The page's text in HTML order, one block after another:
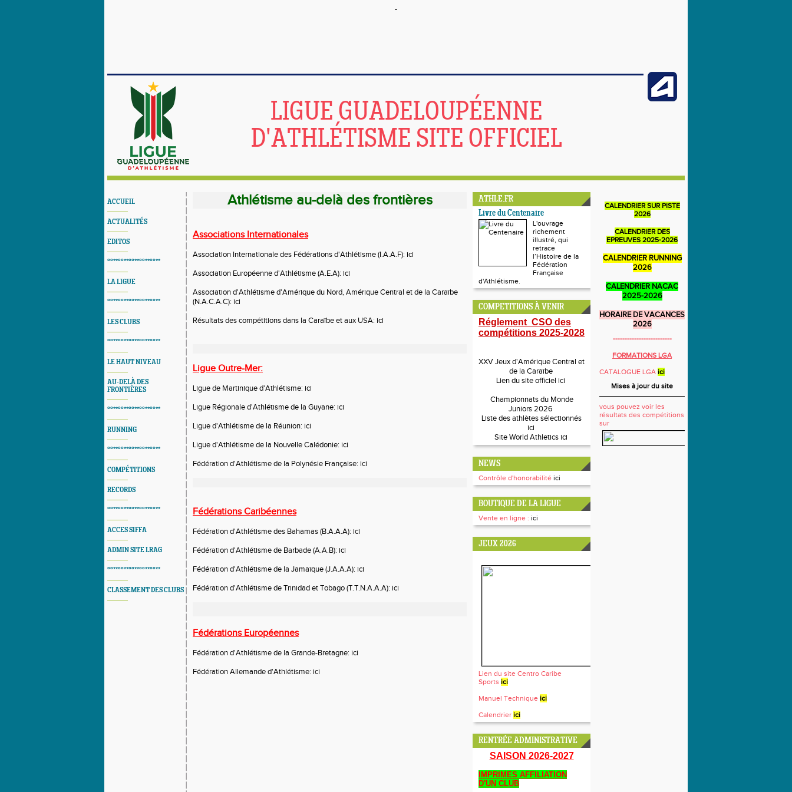
LIGUE GUADELOUPÉENNE
D'ATHLÉTISME SITE OFFICIEL
ACCUEIL
ACTUALITÉS
EDITOS
°°**°°**°°**°°**°°**
LA LIGUE
°°**°°**°°**°°**°°**
LES CLUBS
°°**°°**°°**°°**°°**
LE HAUT NIVEAU
AU-DELÀ DES
FRONTIÈRES
°°**°°**°°**°°**°°**
RUNNING
°°**°°**°°**°°**°°**
COMPÉTITIONS
RECORDS
°°**°°**°°**°°**°°**
ACCES SIFFA
ADMIN SITE LRAG
°°**°°**°°**°°**°°**
CLASSEMENT DES CLUBS
Athlétisme au-delà des frontières
Associations Internationales
Association Internationale des Fédérations d'Athlétisme (I.A.A.F): ici
Association Européenne d'Athlétisme (A.E.A): ici
Association d'Athlétisme d'Amérique du Nord, Amérique Central et de la Caraïbe
(N.A.C.A.C): ici
Résultats des compétitions dans la Caraïbe et aux USA: ici
Ligue Outre-Mer:
Ligue de Martinique d'Athlétisme: ici
Ligue Régionale d'Athlétisme de la Guyane: ici
Ligue d'Athlétisme de la Réunion: ici
Ligue d'Athlétisme de la Nouvelle Calédonie: ici
Fédération d'Athlétisme de la Polynésie Française: ici
Fédérations Caribéennes
Fédération d'Athlétisme des Bahamas (B.A.A.A): ici
Fédération d'Athlétisme de Barbade (A.A.B): ici
Fédération d'Athlétisme de la Jamaïque (J.A.A.A): ici
Fédération d'Athlétisme de Trinidad et Tobago (T.T.N.A.A.A): ici
Fédérations Européennes
Fédération d'Athlétisme de la Grande-Bretagne: ici
Fédération Allemande d'Athlétisme: ici
ATHLE.FR
Livre du Centenaire
L'ouvrage
richement
illustré, qui
retrace
l’Histoire de la
Fédération
Française
d'Athlétisme.
COMPETITIONS À VENIR
Réglement CSO des
compétitions 2025-2028
XXV Jeux d'Amérique Central et
de la Caraïbe
Lien du site officiel ici
Championnats du Monde
Juniors 2026
Liste des athlètes sélectionnés
ici
Site World Athletics ici
NEWS
Contrôle d'honorabilité ici
BOUTIQUE DE LA LIGUE
Vente en ligne : ici
JEUX 2026
Lien du site Centro Caribe
Sports ici
Manuel Technique ici
Calendrier ici
RENTRÉE ADMINISTRATIVE
SAISON 2026-2027
IMPRIMES AFFILIATION
D'UN CLUB
CALENDRIER SUR PISTE
2026
CALENDRIER DES
EPREUVES 2025-2026
CALENDRIER RUNNING
2026
CALENDRIER NACAC
2025-2026
HORAIRE DE VACANCES
2026
-------------------------
FORMATIONS LGA
CATALOGUE LGA ici
Mises à jour du site
vous pouvez voir les
résultats des compétitions
sur